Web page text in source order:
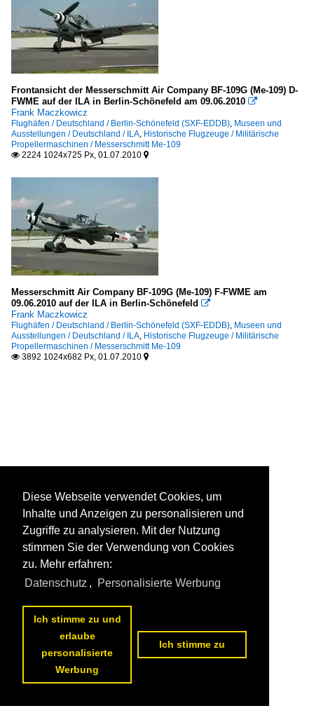
Frontansicht der Messerschmitt Air Company BF-109G (Me-109) D-
FWME auf der ILA in Berlin-Schönefeld am 09.06.2010 
Frank Maczkowicz
Flughäfen / Deutschland / Berlin-Schönefeld (SXF-EDDB), Museen und
Ausstellungen / Deutschland / ILA, Historische Flugzeuge / Militärische
Propellermaschinen / Messerschmitt Me-109
 2224 1024x725 Px, 01.07.2010 
Messerschmitt Air Company BF-109G (Me-109) F-FWME am
09.06.2010 auf der ILA in Berlin-Schönefeld 
Frank Maczkowicz
Flughäfen / Deutschland / Berlin-Schönefeld (SXF-EDDB), Museen und
Ausstellungen / Deutschland / ILA, Historische Flugzeuge / Militärische
Propellermaschinen / Messerschmitt Me-109
 3892 1024x682 Px, 01.07.2010 
Diese Webseite verwendet Cookies, um
Inhalte und Anzeigen zu personalisieren und
Zugriffe zu analysieren. Mit der Nutzung
stimmen Sie der Verwendung von Cookies
zu. Mehr erfahren:
Datenschutz , Personalisierte Werbung
Ich stimme zu und
erlaube
personalisierte
Werbung
Ich stimme zu